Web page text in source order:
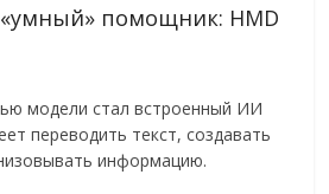
помощник: HMD
модели стал встроенный ИИ
переводить текст, создавать
информацию.